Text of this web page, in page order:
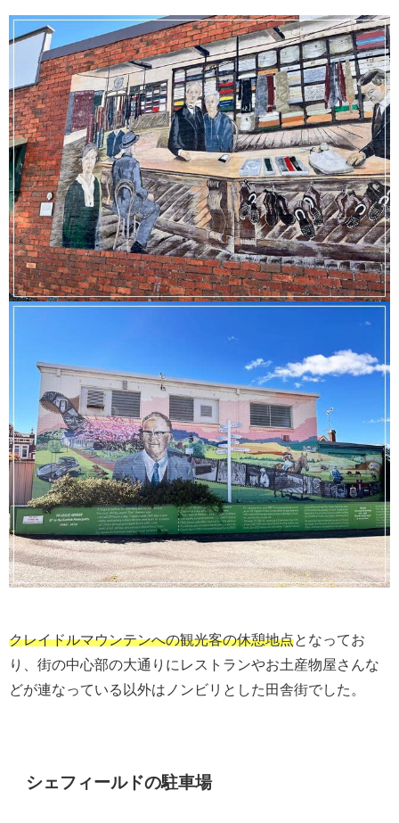
クレイドルマウンテンへの観光客の休憩地点となってお
り、街の中心部の大通りにレストランやお土産物屋さんな
どが連なっている以外はノンビリとした田舎街でした。
シェフィールドの駐車場